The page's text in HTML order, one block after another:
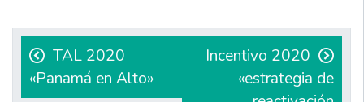
Navegación
de
entradas
TAL 2020
«Panamá en Alto»
Incentivo 2020
«estrategia de